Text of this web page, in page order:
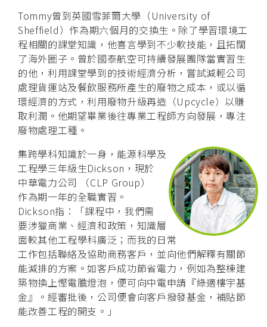
Tommy曾到英國雪菲爾大學（University of
Sheffield）作為期六個月的交換生。除了學習環境工
程相關的課堂知識，他喜言學到不少軟技能，且拓闊
了海外圈子。曾於國泰航空可持續發展團隊當實習生
的他，利用課堂學到的技術經濟分析，嘗試減輕公司
處理貨運站及餐飲服務所產生的廢物之成本，或以循
環經濟的方式，利用廢物升級再造（Upcycle）以賺
取利潤。他期望畢業後往專業工程師方向發展，專注
廢物處理工種。
集跨學科知識於一身，能源科學及
工程學三年級生Dickson，現於
中華電力公司 （CLP Group）
作為期一年的全職實習。
Dickson指：「課程中，我們需
要涉獵商業、經濟和政策，知識層
面較其他工程學科廣泛；而我的日常
工作包括聯絡及協助商務客戶，並向他們解釋有關節
能減排的方案。如客戶成功節省電力，例如為整棟建
築物換上慳電膽燈泡，便可向中電申請『綠適樓宇基
金』。經審批後，公司便會向客戶撥發基金，補貼節
能改善工程的開支。」